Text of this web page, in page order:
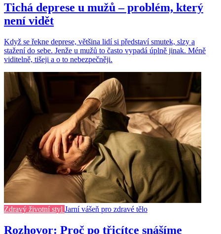
Tichá deprese u mužů – problém, který
není vidět
Když se řekne deprese, většina lidí si představí smutek, slzy a
stažení do sebe. Jenže u mužů to často vypadá úplně jinak. Méně
viditelně, tišeji a o to nebezpečněji.
Zdravý životní styl Jarní vášeň pro zdravé tělo
Rozhovor: Proč po třicítce snášíme